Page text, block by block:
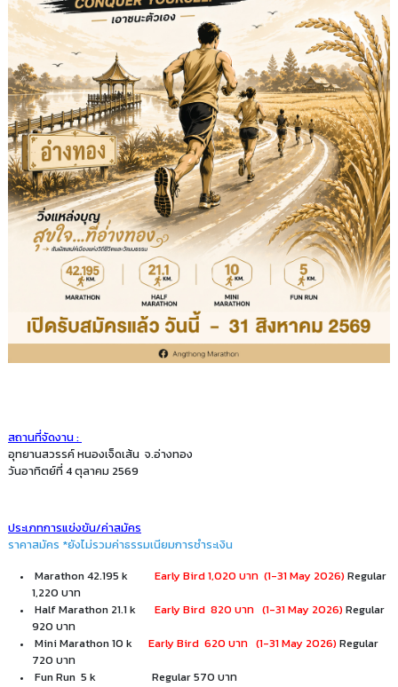
สถานที่จัดงาน :
อุทยานสวรรค์ หนองเจ็ดเส้น จ.อ่างทอง
วันอาทิตย์ที่ 4 ตุลาคม 2569
ประเภทการแข่งขัน/ค่าสมัคร
ราคาสมัคร *ยังไม่รวมค่าธรรมเนียมการชำระเงิน
Marathon 42.195 k Early Bird 1,020 บาท (1-31 May 2026) Regular
1,220 บาท
Half Marathon 21.1 k Early Bird 820 บาท (1-31 May 2026) Regular
920 บาท
Mini Marathon 10 k Early Bird 620 บาท (1-31 May 2026) Regular
720 บาท
Fun Run 5 k Regular 570 บาท